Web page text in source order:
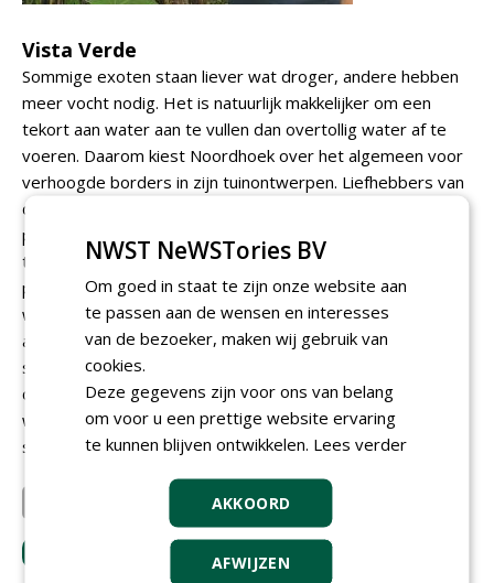
Vista Verde
Sommige exoten staan liever wat droger, andere hebben
meer vocht nodig. Het is natuurlijk makkelijker om een
tekort aan water aan te vullen dan overtollig water af te
voeren. Daarom kiest Noordhoek over het algemeen voor
verhoogde borders in zijn tuinontwerpen. Liefhebbers van
de tropen belanden bij hem vanwege zijn exclusieve
planten en bomen die zich thuis voelen in de Nederlandse
tuin. Noordhoek zorgt dan ook graag voor het
plantontwerp; vervolgens kan de tuin door een hovenier
worden aangelegd. Op www.vista-verde.nl kan een
afspraak worden ingepland voor een bezoek aan de
subtropische proeftuin in het Drentse Beilen. U kunt ook
contact opnemen met Wim Noordhoek om samen te
werken aan een subtropische tuin of voor het kopen van
subtropische planten en bomen.
met je e-mailadres om te reageren.
NWST NeWSTories BV
Om goed in staat te zijn onze website aan
te passen aan de wensen en interesses
van de bezoeker, maken wij gebruik van
cookies.
Deze gegevens zijn voor ons van belang
om voor u een prettige website ervaring
te kunnen blijven ontwikkelen. Lees verder
AKKOORD
AFWIJZEN